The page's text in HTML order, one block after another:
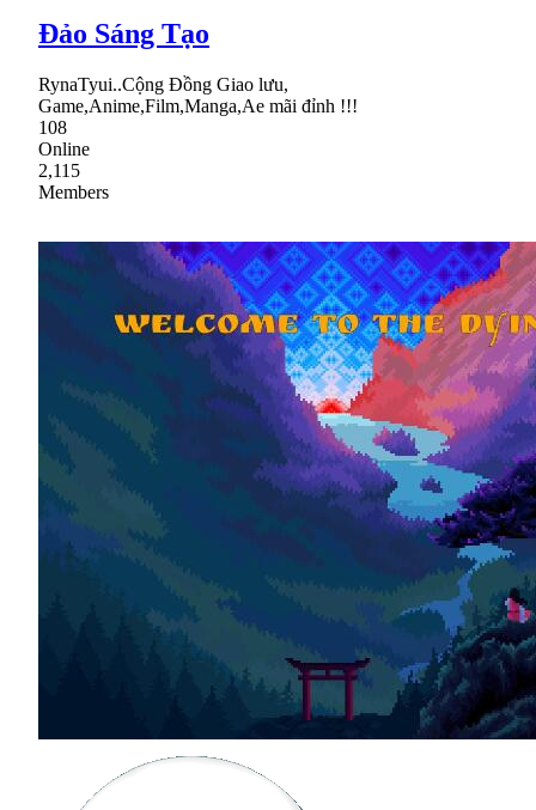
Đảo Sáng Tạo
RynaTyui..Cộng Đồng Giao lưu,
Game,Anime,Film,Manga,Ae mãi đỉnh !!!
108
Online
2,115
Members